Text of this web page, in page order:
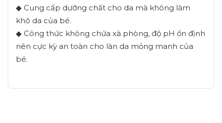
◆ Cung cấp dưỡng chất cho da mà không làm
khô da của bé.
◆ Công thức không chứa xà phòng, độ pH ổn định
nên cực kỳ an toàn cho làn da mỏng manh của
bé.